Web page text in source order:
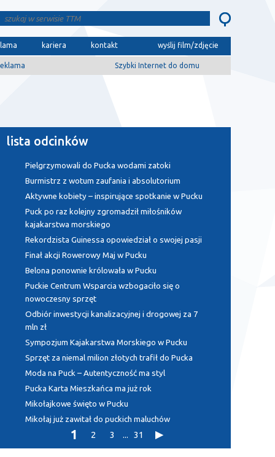
kariera kontakt wyślij film/zdjęcie
Szybki Internet do domu
lista odcinków
Pielgrzymowali do Pucka wodami zatoki
Burmistrz z wotum zaufania i absolutorium
Aktywne kobiety – inspirujące spotkanie w Pucku
Puck po raz kolejny zgromadził miłośników
kajakarstwa morskiego
Rekordzista Guinessa opowiedział o swojej pasji
Finał akcji Rowerowy Maj w Pucku
Belona ponownie królowała w Pucku
Puckie Centrum Wsparcia wzbogaciło się o
nowoczesny sprzęt
Odbiór inwestycji kanalizacyjnej i drogowej za 7
mln zł
Sympozjum Kajakarstwa Morskiego w Pucku
Sprzęt za niemal milion złotych trafił do Pucka
Moda na Puck – Autentyczność ma styl
Pucka Karta Mieszkańca ma już rok
Mikołajkowe święto w Pucku
Mikołaj już zawitał do puckich maluchów
1 2 3 ... 31